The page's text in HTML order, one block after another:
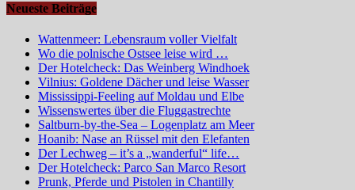
Neueste Beiträge
Wattenmeer: Lebensraum voller Vielfalt
Wo die polnische Ostsee leise wird …
Der Hotelcheck: Das Weinberg Windhoek
Vilnius: Goldene Dächer und leise Wasser
Mississippi-Feeling auf Moldau und Elbe
Wissenswertes über die Fluggastrechte
Saltburn-by-the-Sea – Logenplatz am Meer
Hoanib: Nase an Rüssel mit den Elefanten
Der Lechweg – it’s a „wanderful“ life…
Der Hotelcheck: Parco San Marco Resort
Prunk, Pferde und Pistolen in Chantilly